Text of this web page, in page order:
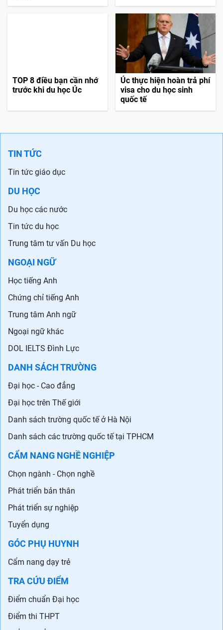
TOP 8 điều bạn cần nhớ
trước khi du học Úc
Úc thực hiện hoàn trả phí
visa cho du học sinh
quốc tế
TIN TỨC
Tin tức giáo dục
DU HỌC
Du học các nước
Tin tức du học
Trung tâm tư vấn Du học
NGOẠI NGỮ
Học tiếng Anh
Chứng chỉ tiếng Anh
Trung tâm Anh ngữ
Ngoại ngữ khác
DOL IELTS Đình Lực
DANH SÁCH TRƯỜNG
Đại học - Cao đẳng
Đại học trên Thế giới
Danh sách trường quốc tế ở Hà Nội
Danh sách các trường quốc tế tại TPHCM
CẨM NANG NGHỀ NGHIỆP
Chọn ngành - Chọn nghề
Phát triển bản thân
Phát triển sự nghiệp
Tuyển dụng
GÓC PHỤ HUYNH
Cẩm nang dạy trẻ
TRA CỨU ĐIỂM
Điểm chuẩn Đại học
Điểm thi THPT